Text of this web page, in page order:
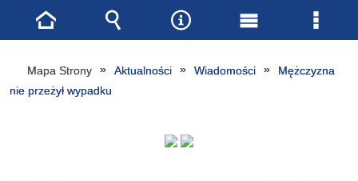
Mapa Strony Aktualności Wiadomości
Mężczyzna
nie przeżył wypadku
Strona
główna
Wyszukiwarka
NarzędziaMenu
główne
Menu